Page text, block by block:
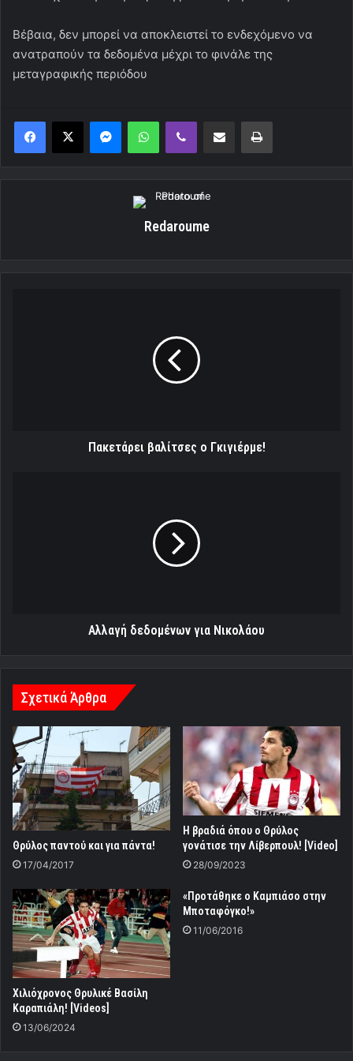
Βέβαια, δεν μπορεί να αποκλειστεί το ενδεχόμενο να
ανατραπούν τα δεδομένα μέχρι το φινάλε της
μεταγραφικής περιόδου
MessengerWhatsAppViber Κοινοποίηση μέσω ηλεκτρονικού ταχυδρομείουΕκτύπωση
Redaroume
Πακετάρει βαλίτσες ο Γκιγιέρμε!
Αλλαγή δεδομένων για Νικολάου
Σχετικά Άρθρα
Θρύλος παντού και για πάντα!
17/04/2017
Η βραδιά όπου ο Θρύλος
γονάτισε την Λίβερπουλ! [Video]
28/09/2023
Χιλιόχρονος Θρυλικέ Βασίλη
Καραπιάλη! [Videos]
13/06/2024
«Προτάθηκε ο Καμπιάσο στην
Μποταφόγκο!»
11/06/2016